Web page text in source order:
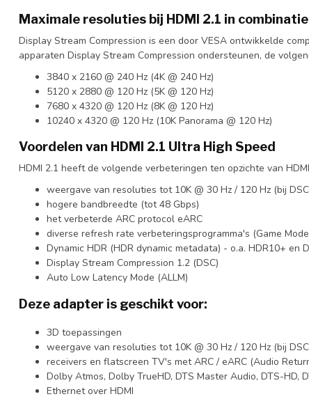
Maximale resoluties bij HDMI 2.1 in
Display Stream Compression is een door VESA ontwikkelde
apparaten Display Stream Compression ondersteunen, de
3840 x 2160 @ 240 Hz (4K @ 240 Hz)
5120 x 2880 @ 120 Hz (5K @ 120 Hz)
7680 x 4320 @ 120 Hz (8K @ 120 Hz)
10240 x 4320 @ 120 Hz (10K Panorama @ 120 Hz)
Voordelen van HDMI 2.1 Ultra High Speed
HDMI 2.1 heeft de volgende verbeteringen ten opzichte van
weergave van resoluties tot 10K @ 30 Hz / 120 Hz (bij
hogere bandbreedte (tot 48 Gbps)
het verbeterde ARC protocol eARC
diverse refresh rate verbeteringsprogramma's (Game
Dynamic HDR (HDR dynamic metadata) - o.a. HDR10+ en
Display Stream Compression 1.2 (DSC)
Auto Low Latency Mode (ALLM)
Deze adapter is geschikt voor:
3D toepassingen
weergave van resoluties tot 10K @ 30 Hz / 120 Hz (bij
receivers en flatscreen TV's met ARC / eARC (Audio
Dolby Atmos, Dolby TrueHD, DTS Master Audio, DTS-HD,
Ethernet over HDMI